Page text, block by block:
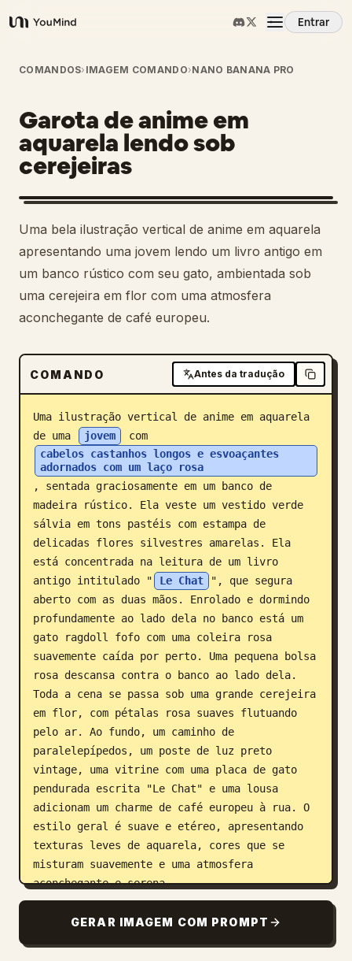
YouMind
Entrar
Visão Geral
Casos de Uso
Habilidades
Prompts
Preços
Baixar
Blog
Atualizações
COMANDOS› IMAGEM COMANDO›NANO BANANA PRO
Garota de anime em
aquarela lendo sob
cerejeiras
Uma bela ilustração vertical de anime em aquarela
apresentando uma jovem lendo um livro antigo em
um banco rústico com seu gato, ambientada sob
uma cerejeira em flor com uma atmosfera
aconchegante de café europeu.
COMANDO Antes da tradução
Uma ilustração vertical de anime em aquarela
de uma
jovem
com
cabelos castanhos longos e esvoaçantes
adornados com um laço rosa
, sentada graciosamente em um banco de
madeira rústico. Ela veste um vestido verde
sálvia em tons pastéis com estampa de
delicadas flores silvestres amarelas. Ela
está concentrada na leitura de um livro
antigo intitulado "
Le Chat
", que segura
aberto com as duas mãos. Enrolado e dormindo
profundamente ao lado dela no banco está um
gato ragdoll fofo com uma coleira rosa
suavemente caída por perto. Uma pequena bolsa
rosa descansa contra o banco ao lado dela.
Toda a cena se passa sob uma grande cerejeira
em flor, com pétalas rosa suaves flutuando
pelo ar. Ao fundo, um caminho de
paralelepípedos, um poste de luz preto
vintage, uma vitrine com uma placa de gato
pendurada escrita "Le Chat" e uma lousa
adicionam um charme de café europeu à rua. O
estilo geral é suave e etéreo, apresentando
texturas leves de aquarela, cores que se
misturam suavemente e uma atmosfera
aconchegante e serena.
GERAR IMAGEM COM PROMPT